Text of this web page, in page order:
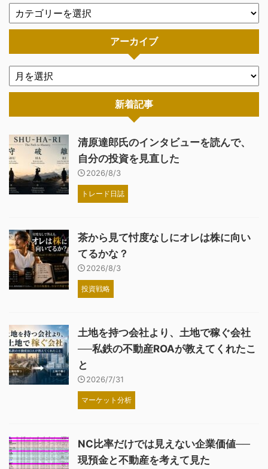
アーカイブ
新着記事
清原達郎氏のインタビューを読んで、
自分の投資を見直した
2026/8/3
トレード日誌
茶から見て忖度なしにオレは株に向い
てるかな？
2026/8/3
投資戦略
土地を持つ会社より、土地で稼ぐ会社
──私鉄の不動産ROAが教えてくれたこ
と
2026/7/31
マーケット分析
NC比率だけでは見えない企業価値──
現預金と不動産を考えて見た